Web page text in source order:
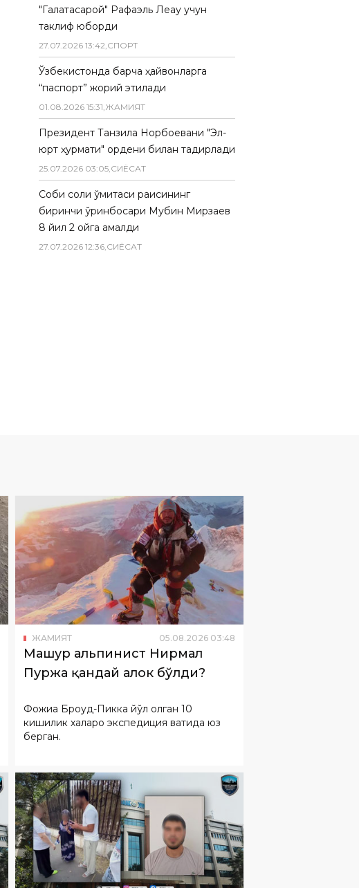
"Галатасарой" Рафаэль Леау учун
таклиф юборди
27.07.2026 13:42,СПОРТ
Ўзбекистонда барча ҳайвонларга
“паспорт” жорий этилади
01.08.2026 15:31,ЖАМИЯТ
Президент Танзила Норбоевани "Эл-
юрт ҳурмати" ордени билан тақдирлади
25.07.2026 03:05,СИËСАТ
Собиқ солиқ қўмитаси раисининг
биринчи ўринбосари Мубин Мирзаев
8 йил 2 ойга қамалди
27.07.2026 12:36,СИËСАТ
ЖАМИЯТ 05.08.2026 03:48
Машҳур альпинист Нирмал
Пуржа қандай ҳалок бўлди?
Фожиа Броуд-Пикка йўл олган 10
кишилик халқаро экспедиция вақтида юз
берган.